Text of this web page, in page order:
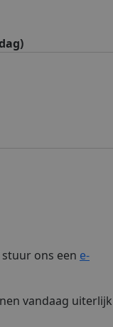
ons een e-
vandaag uiterlijk